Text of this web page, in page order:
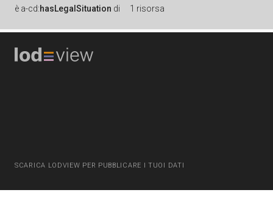
è a-cd:hasLegalSituation di 1 risorsa
SCARICA LODVIEW PER PUBBLICARE I TUOI DATI